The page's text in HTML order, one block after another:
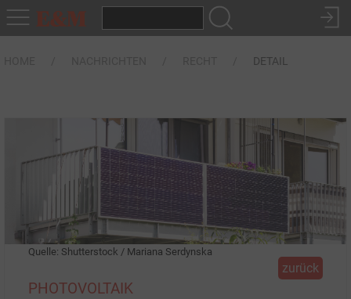
DETAIL
Quelle: Shutterstock / Mariana Serdynska
zurück
PHOTOVOLTAIK